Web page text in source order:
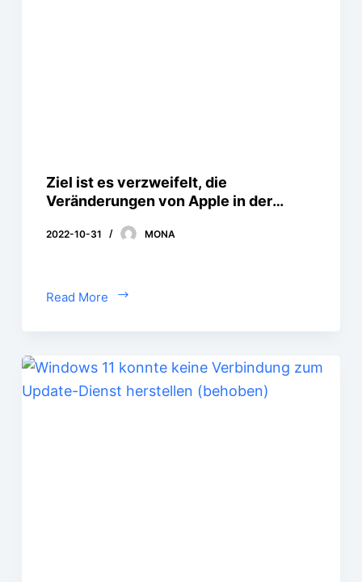
Ziel ist es verzweifelt, die
Veränderungen von Apple in der
2022-10-31 MONA
Read More